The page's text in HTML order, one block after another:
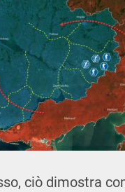
ciò dimostra